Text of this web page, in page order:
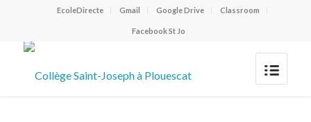
EcoleDirecte Gmail Google Drive Classroom
Facebook St Jo